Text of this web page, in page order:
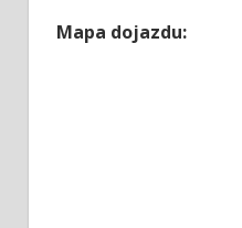
Mapa dojazdu: